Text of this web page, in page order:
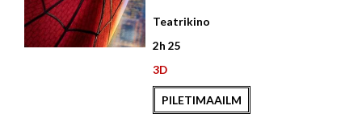
Teatrikino
2h 25
3D
PILETIMAAILM